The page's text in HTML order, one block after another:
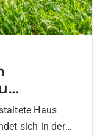
Haus
sich in der